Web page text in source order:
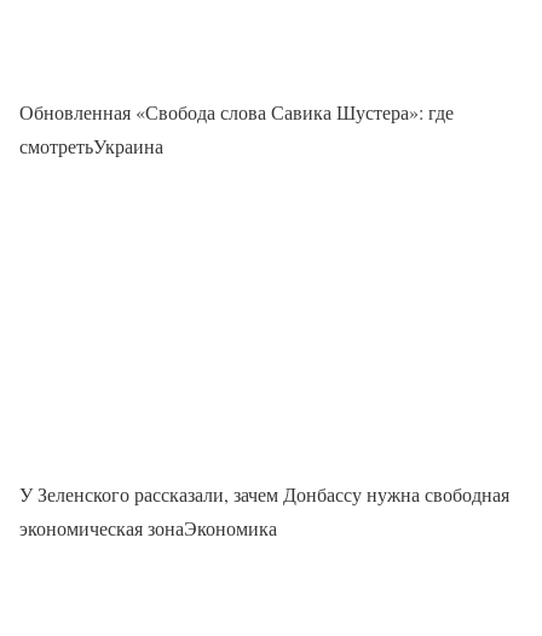
Обновленная «Свобода слова Савика Шустера»: где
смотретьУкраина
У Зеленского рассказали, зачем Донбассу нужна свободная
экономическая зонаЭкономика